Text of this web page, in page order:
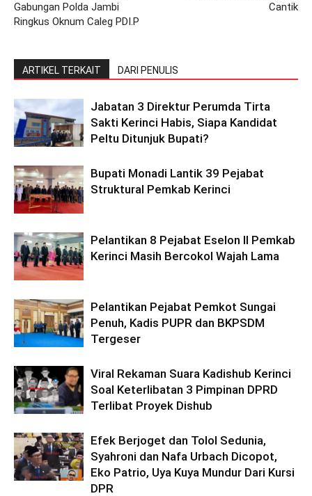
Gabungan Polda Jambi
Ringkus Oknum Caleg PDI.P
Cantik
ARTIKEL TERKAIT DARI PENULIS
Jabatan 3 Direktur Perumda Tirta
Sakti Kerinci Habis, Siapa Kandidat
Peltu Ditunjuk Bupati?
Bupati Monadi Lantik 39 Pejabat
Struktural Pemkab Kerinci
Pelantikan 8 Pejabat Eselon II Pemkab
Kerinci Masih Bercokol Wajah Lama
Pelantikan Pejabat Pemkot Sungai
Penuh, Kadis PUPR dan BKPSDM
Tergeser
Viral Rekaman Suara Kadishub Kerinci
Soal Keterlibatan 3 Pimpinan DPRD
Terlibat Proyek Dishub
Efek Berjoget dan Tolol Sedunia,
Syahroni dan Nafa Urbach Dicopot,
Eko Patrio, Uya Kuya Mundur Dari Kursi
DPR